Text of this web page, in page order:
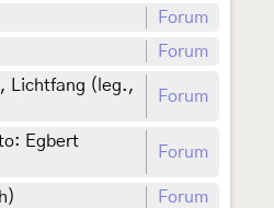
Forum
Forum
Lichtfang (leg.,
Forum
Egbert
Forum
Forum